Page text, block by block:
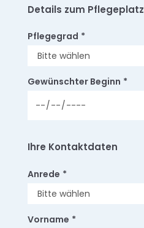
Details zum Pflegeplatz
Pflegegrad *
Gewünschter Beginn *
Ihre Kontaktdaten
Anrede *
Vorname *